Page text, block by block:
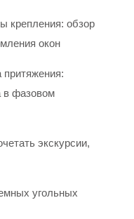
крепления: обзор
окон
притяжения:
в фазовом
экскурсии,
угольных